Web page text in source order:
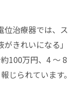
位治療器では、ス
きれいになる」
100万円、4 ～ 8
じられています。